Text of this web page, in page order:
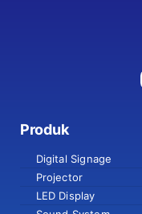
Produk
Digital Signage
Projector
LED Display